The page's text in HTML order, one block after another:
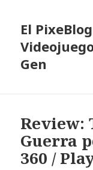
El
Gen
Review:
Guerra
360 /